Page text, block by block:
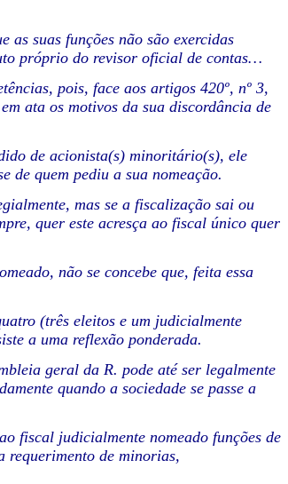
suas funções não são exercidas
próprio do revisor oficial de contas…
pois, face aos artigos 420º, nº 3,
ata os motivos da sua discordância de
de acionista(s) minoritário(s), ele
de quem pediu a sua nomeação.
mas se a fiscalização sai ou
quer este acresça ao fiscal único quer
não se concebe que, feita essa
(três eleitos e um judicialmente
a uma reflexão ponderada.
geral da R. pode até ser legalmente
quando a sociedade se passe a
fiscal judicialmente nomeado funções de
requerimento de minorias,